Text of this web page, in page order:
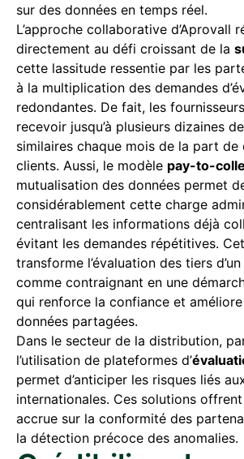
sur des données en temps réel.
L’approche collaborative d’Aprovall
directement au défi croissant de la
cette lassitude ressentie par les
à la multiplication des demandes
redondantes. De fait, les
recevoir jusqu’à plusieurs dizaines
similaires chaque mois de la part
clients. Aussi, le modèle pay-to-
mutualisation des données permet
considérablement cette charge
centralisant les informations déjà
évitant les demandes répétitives.
transforme l’évaluation des tiers
comme contraignant en une
qui renforce la confiance et
données partagées.
Dans le secteur de la distribution,
l’utilisation de plateformes d’
permet d’anticiper les risques liés
internationales. Ces solutions
accrue sur la conformité des
la détection précoce des anomalies.